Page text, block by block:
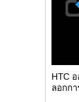
HTC
ลอกก